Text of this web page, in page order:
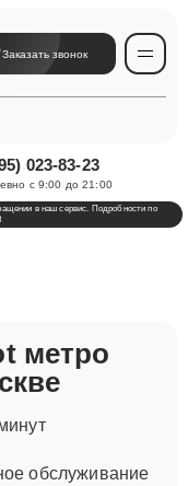
Заказать звонок
023-83-23
с 9:00 до 21:00
в наш сервис. Подробности по
метро
обслуживание